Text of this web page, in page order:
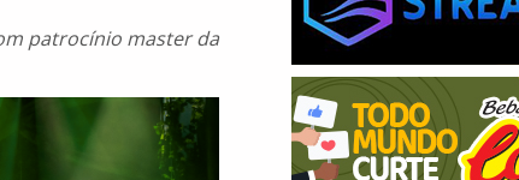
patrocínio master da